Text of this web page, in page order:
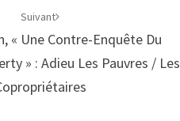
Suivant
« Une Contre-Enquête Du
» : Adieu Les Pauvres / Les